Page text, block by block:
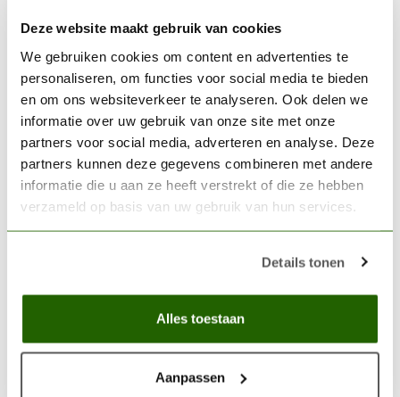
Deze website maakt gebruik van cookies
We gebruiken cookies om content en advertenties te
personaliseren, om functies voor social media te bieden
en om ons websiteverkeer te analyseren. Ook delen we
informatie over uw gebruik van onze site met onze
partners voor social media, adverteren en analyse. Deze
partners kunnen deze gegevens combineren met andere
informatie die u aan ze heeft verstrekt of die ze hebben
verzameld op basis van uw gebruik van hun services.
Details tonen
Alles toestaan
Aanpassen
VALLEJO
Black Shade - 18ml - 73201
Op voorraad
€3,06
VALLEJO
Vallejo Game Color Silver -
18ml - 72052
Op voorraad
€3,20
Acryl verf(0) Acrylic paint(0) acrylverf 18ml(0)